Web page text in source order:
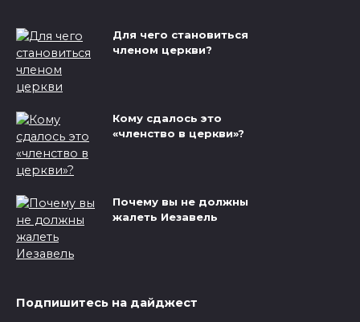
Для чего становиться
членом церкви?
Кому сдалось это
«членство в церкви»?
Почему вы не должны
жалеть Иезавель
Подпишитесь на дайджест